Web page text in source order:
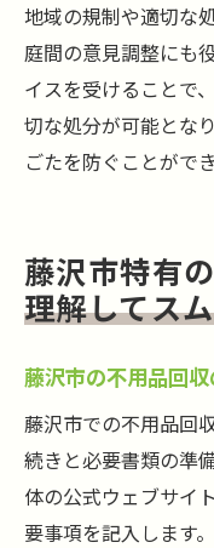
地域の規制や適切な
庭間の意見調整にも
イスを受けることで
切な処分が可能とな
ごたを防ぐことができ
藤沢市特有
理解してス
藤沢市の不用品回
藤沢市での不用品回
続きと必要書類の準
体の公式ウェブサイ
要事項を記入します